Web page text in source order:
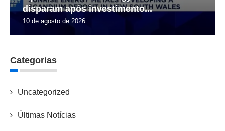
disparam após investimento...
10 de agosto de 2026
Categorias
Uncategorized
Últimas Notícias